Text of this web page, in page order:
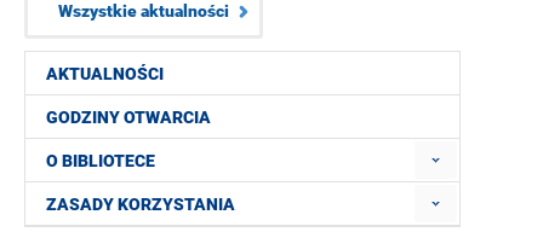
AKTUALNOŚCI
GODZINY OTWARCIA
O BIBLIOTECE
ZASADY KORZYSTANIA
Wszystkie aktualności